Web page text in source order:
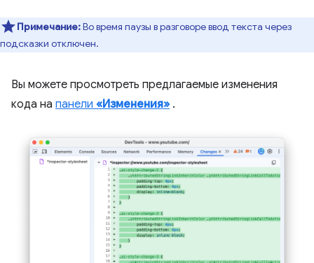
Примечание:Во время паузы в разговоре ввод текста через
подсказки отключен.
Вы можете просмотреть предлагаемые изменения
кода на панели «Изменения» .